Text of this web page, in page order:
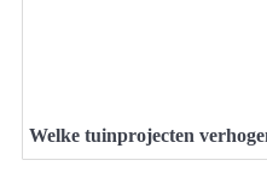
Welke tuinprojecten